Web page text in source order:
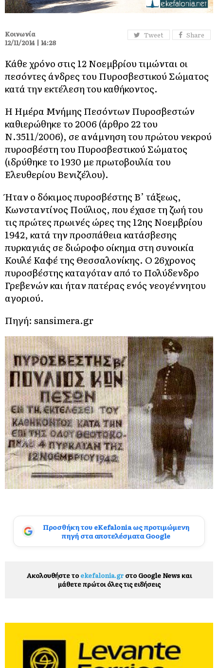
Tweet Share
Κοινωνία
12/11/2014 | 14:28
Κάθε χρόνο στις 12 Νοεμβρίου τιμώνται οι
πεσόντες άνδρες του Πυροσβεστικού Σώματος
κατά την εκτέλεση του καθήκοντος.
Η Ημέρα Μνήμης Πεσόντων Πυροσβεστών
καθιερώθηκε το 2006 (άρθρο 22 του
Ν.3511/2006), σε ανάμνηση του πρώτου νεκρού
πυροσβέστη του Πυροσβεστικού Σώματος
(ιδρύθηκε το 1930 με πρωτοβουλία του
Ελευθερίου Βενιζέλου).
Ήταν ο δόκιμος πυροσβέστης Β’ τάξεως,
Κωνσταντίνος Πούλιος, που έχασε τη ζωή του
τις πρώτες πρωινές ώρες της 12ης Νοεμβρίου
1942, κατά την προσπάθεια κατάσβεσης
πυρκαγιάς σε διώροφο οίκημα στη συνοικία
Κουλέ Καφέ της Θεσσαλονίκης. Ο 26χρονος
πυροσβέστης καταγόταν από το Πολύδενδρο
Γρεβενών και ήταν πατέρας ενός νεογέννητου
αγοριού.
Πηγή: sansimera.gr
Προσθήκη του eKefalonia ως προτιμώμενη
πηγή στα αποτελέσματα Google
Ακολουθήστε το ekefalonia.grστο Google News και
μάθετε πρώτοι όλες τις ειδήσεις